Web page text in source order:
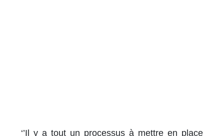
‘’Il y a tout un processus à mettre en place